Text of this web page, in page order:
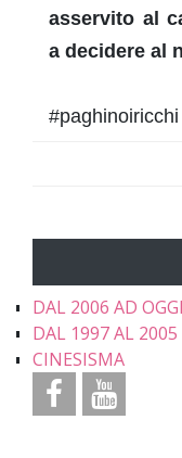
asservito al
a decidere al
#paghinoiricchi
DAL 2006 AD OGGI
DAL 1997 AL 2005
CINESISMA